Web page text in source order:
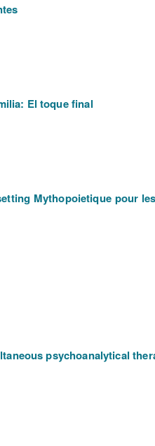
El toque final
Mythopoietique pour
psychoanalytical